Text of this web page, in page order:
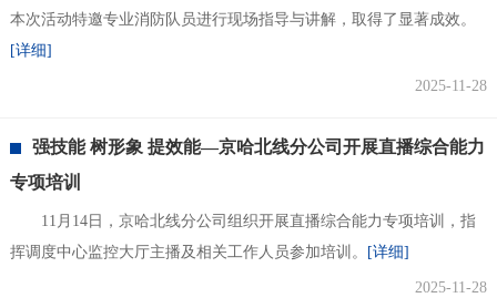
本次活动特邀专业消防队员进行现场指导与讲解，取得了显著成效。
[详细]
2025-11-28
强技能 树形象 提效能—京哈北线分公司开展直播综合能力
专项培训
11月14日，京哈北线分公司组织开展直播综合能力专项培训，指
挥调度中心监控大厅主播及相关工作人员参加培训。
[详细]
2025-11-28